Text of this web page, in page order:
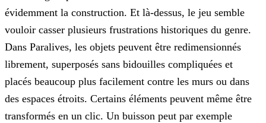
évidemment la construction. Et là-dessus, le jeu semble
vouloir casser plusieurs frustrations historiques du genre.
Dans Paralives, les objets peuvent être redimensionnés
librement, superposés sans bidouilles compliquées et
placés beaucoup plus facilement contre les murs ou dans
des espaces étroits. Certains éléments peuvent même être
transformés en un clic. Un buisson peut par exemple